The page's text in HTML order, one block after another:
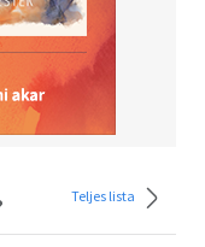
Teljes lista